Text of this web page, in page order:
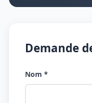
Demande
Nom *